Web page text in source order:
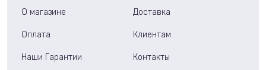
О магазине Доставка
Оплата Клиентам
Наши Гарантии Контакты